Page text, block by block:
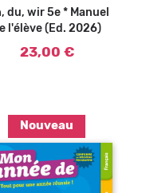
du, wir 5e * Manuel
l'élève (Ed. 2026)
23,00 €
Nouveau